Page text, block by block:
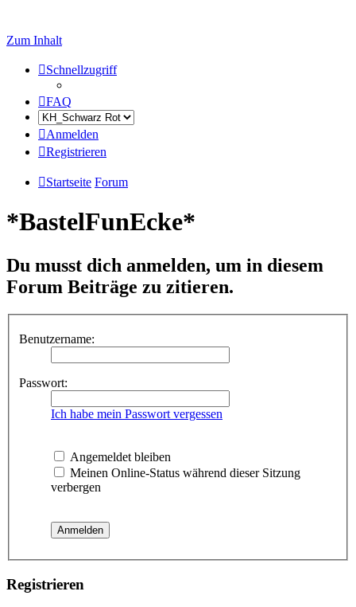
Zum Inhalt
Schnellzugriff
FAQ
Anmelden
Registrieren
Startseite Forum
*BastelFunEcke*
Du musst dich anmelden, um in diesem
Forum Beiträge zu zitieren.
Benutzername:
Passwort:
Ich habe mein Passwort vergessen
Angemeldet bleiben
Meinen Online-Status während dieser Sitzung
verbergen
Registrieren